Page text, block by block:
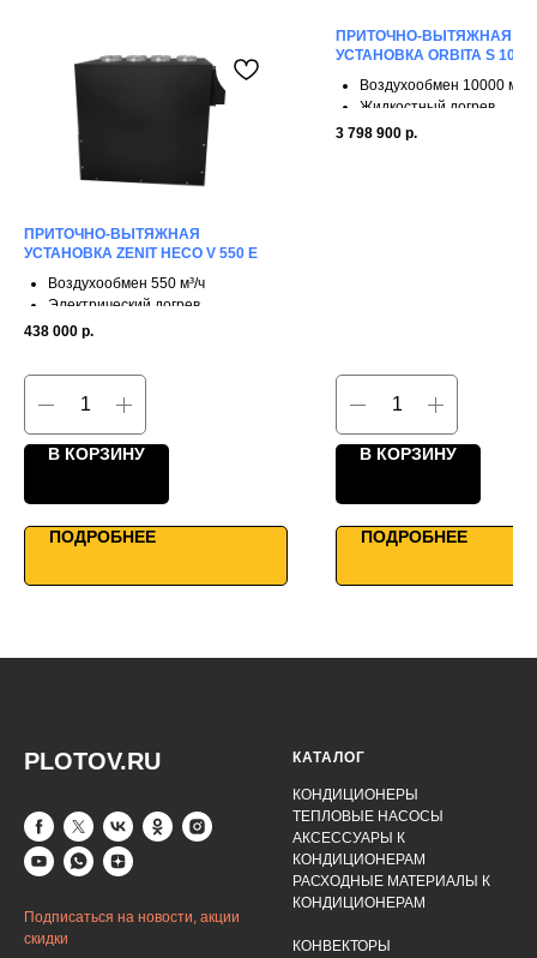
ПРИТОЧНО-ВЫТЯЖНАЯ
УСТАНОВКА ZENIT HECO V 550 E
Воздухообмен 550 м³/ч
Электрический догрев
3 ступени рекуперации
WiFi управление
438 000 р.
В КОРЗИНУ
ПОДРОБНЕЕ
ПРИТОЧНО-ВЫТЯЖНАЯ
УСТАНОВКА ORBITA S
Воздухообмен 10000 м³/ч
Жидкостный догрев
Роторный рекуператор
3 798 900 р.
В КОРЗИНУ
ПОДРОБНЕЕ
PLOTOV.RU
Подписаться на новости, акции
скидки
КАТАЛОГ
КОНДИЦИОНЕРЫ
ТЕПЛОВЫЕ НАСОСЫ
АКСЕССУАРЫ К
КОНДИЦИОНЕРАМ
РАСХОДНЫЕ МАТЕРИАЛЫ К
КОНДИЦИОНЕРАМ
КОНВЕКТОРЫ